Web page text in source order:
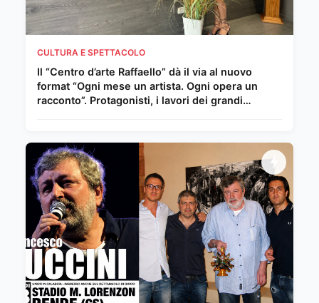
CULTURA E SPETTACOLO
Il “Centro d’arte Raffaello” dà il via al nuovo
format “Ogni mese un artista. Ogni opera un
racconto”. Protagonisti, i lavori dei grandi